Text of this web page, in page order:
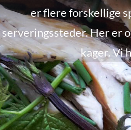
er flere forskellige
serveringssteder. Her er
kager. Vi